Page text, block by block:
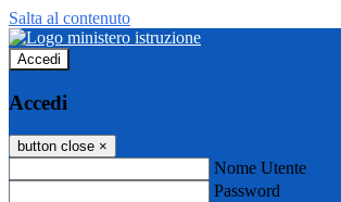
Salta al contenuto
Accedi
Accedi
button close ×
Nome Utente
Password